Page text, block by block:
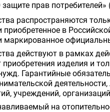
прав потребителей»
распространяются
приобретенное в
маркированное
действуют в рамках
изделия и
Гарантийные
учреждений,
на